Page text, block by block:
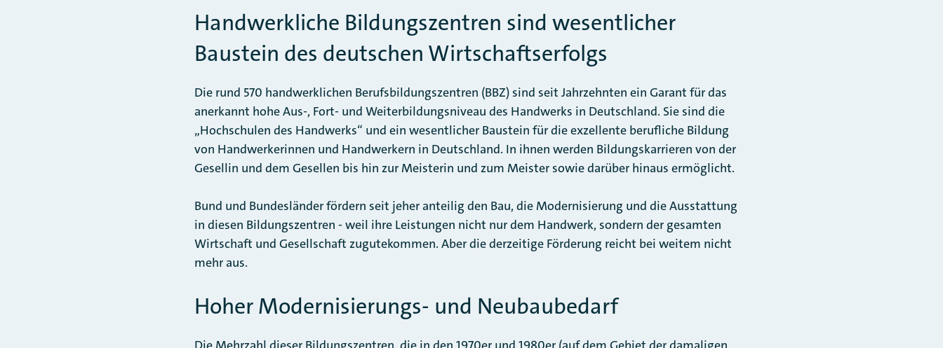
Handwerkliche Bildungszentren sind wesentlicher
Baustein des deutschen Wirtschaftserfolgs
Die rund 570 handwerklichen Berufsbildungszentren (BBZ) sind seit Jahrzehnten ein Garant für das
anerkannt hohe Aus-, Fort- und Weiterbildungsniveau des Handwerks in Deutschland. Sie sind die
„Hochschulen des Handwerks“ und ein wesentlicher Baustein für die exzellente berufliche Bildung
von Handwerkerinnen und Handwerkern in Deutschland. In ihnen werden Bildungskarrieren von der
Gesellin und dem Gesellen bis hin zur Meisterin und zum Meister sowie darüber hinaus ermöglicht.
Bund und Bundesländer fördern seit jeher anteilig den Bau, die Modernisierung und die Ausstattung
in diesen Bildungszentren - weil ihre Leistungen nicht nur dem Handwerk, sondern der gesamten
Wirtschaft und Gesellschaft zugutekommen. Aber die derzeitige Förderung reicht bei weitem nicht
mehr aus.
Hoher Modernisierungs- und Neubaubedarf